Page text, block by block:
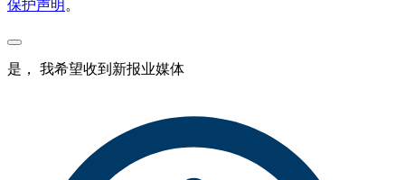
保护声明 。
是， 我希望收到新报业媒体